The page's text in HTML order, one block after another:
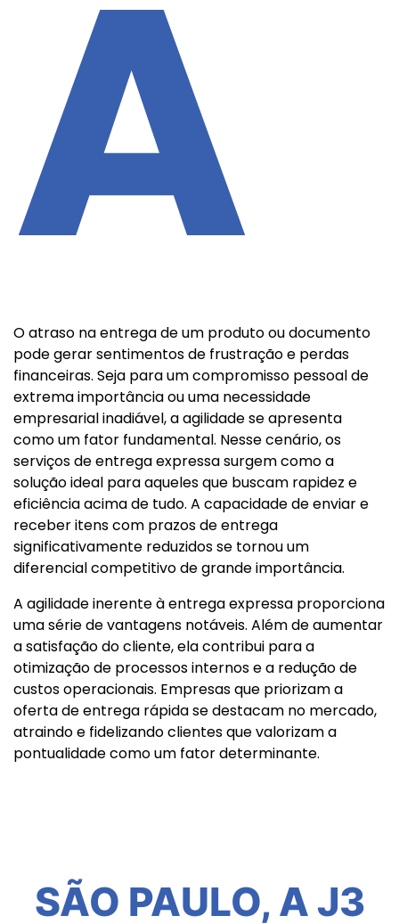
A
O atraso na entrega de um produto ou documento
pode gerar sentimentos de frustração e perdas
financeiras. Seja para um compromisso pessoal de
extrema importância ou uma necessidade
empresarial inadiável, a agilidade se apresenta
como um fator fundamental. Nesse cenário, os
serviços de entrega expressa surgem como a
solução ideal para aqueles que buscam rapidez e
eficiência acima de tudo. A capacidade de enviar e
receber itens com prazos de entrega
significativamente reduzidos se tornou um
diferencial competitivo de grande importância.
A agilidade inerente à entrega expressa proporciona
uma série de vantagens notáveis. Além de aumentar
a satisfação do cliente, ela contribui para a
otimização de processos internos e a redução de
custos operacionais. Empresas que priorizam a
oferta de entrega rápida se destacam no mercado,
atraindo e fidelizando clientes que valorizam a
pontualidade como um fator determinante.
SÃO PAULO, A J3